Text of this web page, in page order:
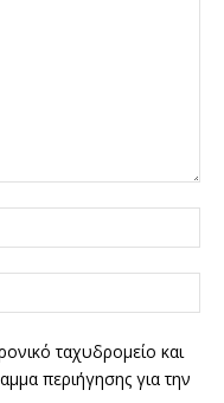
ταχυδρομείο και
περιήγησης για την